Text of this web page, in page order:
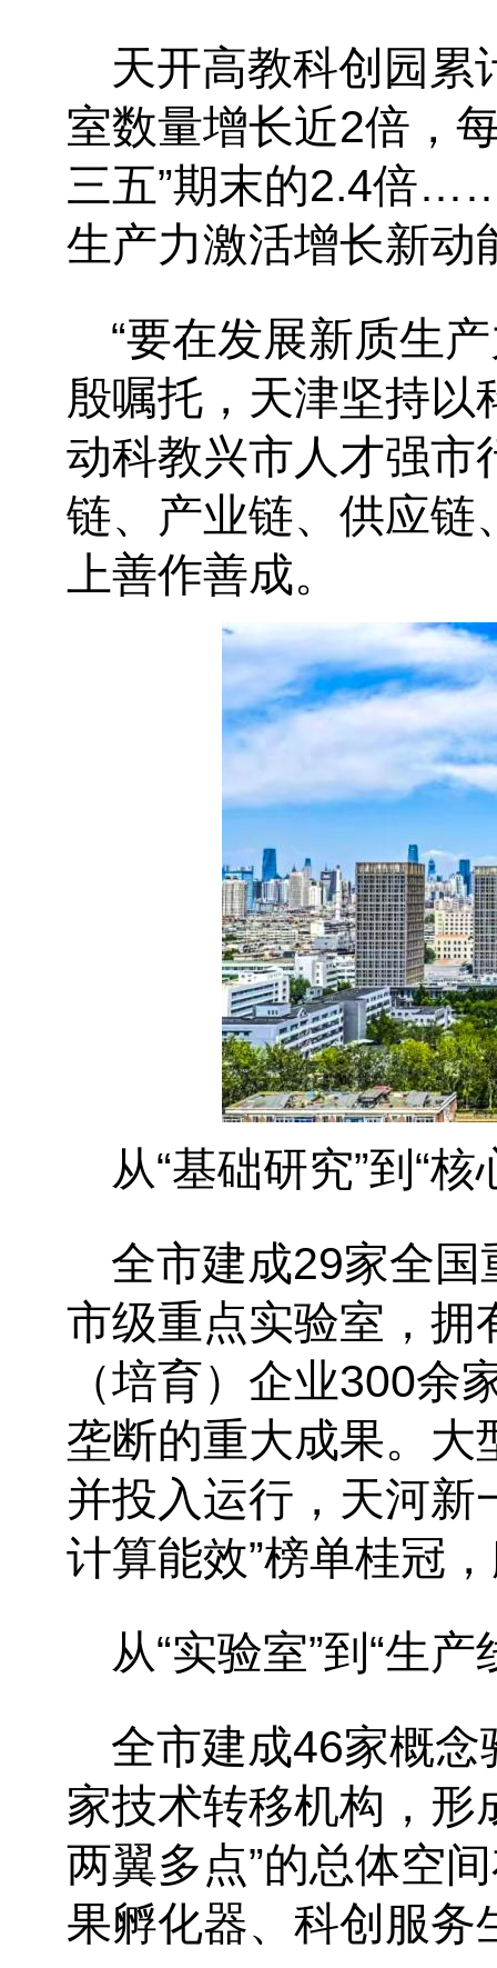
天开高教科创园累
室数量增长近2倍，
三五”期末的2.4倍
生产力激活增长新动
“要在发展新质生
殷嘱托，天津坚持
动科教兴市人才强市
链、产业链、供应链
上善作善成。
从“基础研究”到“
全市建成29家全国
市级重点实验室，拥
（培育）企业300余
垄断的重大成果。大
并投入运行，天河新
计算能效”榜单桂冠
从“实验室”到“生
全市建成46家概念
家技术转移机构，形
两翼多点”的总体空
果孵化器、科创服务